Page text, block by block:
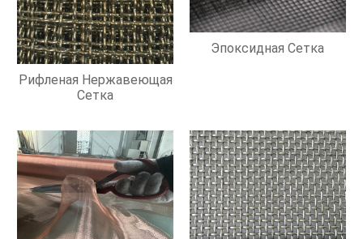
Рифленая Нержавеющая
Сетка
Эпоксидная Сетка